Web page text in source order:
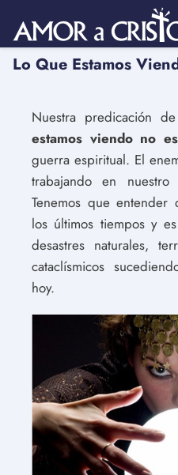
Lo Que Estamos
Nuestra predicación
estamos viendo no
guerra espiritual. El
trabajando en
Tenemos que entender
los últimos tiempos y
desastres naturales,
cataclísmicos
hoy.